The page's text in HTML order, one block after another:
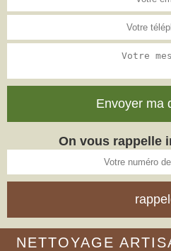
On vous rappelle
NETTOYAGE